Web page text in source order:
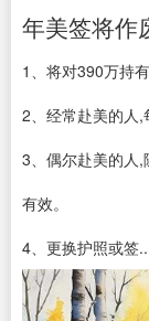
年美签将作
1、将对390万持
2、经常赴美的人,
3、偶尔赴美的人
有效。
4、更换护照或签